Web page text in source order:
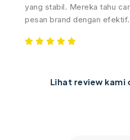
yang stabil. Mereka tahu
pesan brand dengan
Lihat review kami